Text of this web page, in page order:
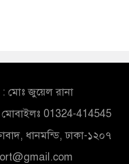
মোঃ জুয়েল রানা
01324-414545
ধানমন্ডি, ঢাকা-১২০৭